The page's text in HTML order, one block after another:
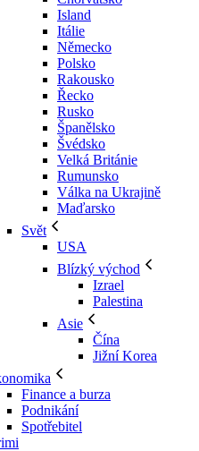
Island
Itálie
Německo
Polsko
Rakousko
Řecko
Rusko
Španělsko
Švédsko
Velká Británie
Rumunsko
Válka na Ukrajině
Maďarsko
Svět
USA
Blízký východ
Izrael
Palestina
Asie
Čína
Jižní Korea
Finance a burza
Podnikání
Spotřebitel